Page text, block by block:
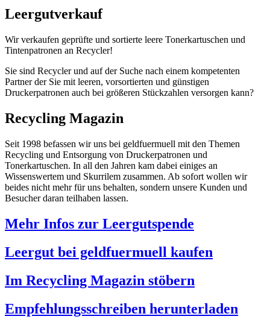
Leergutverkauf
Wir verkaufen geprüfte und sortierte leere Tonerkartuschen und
Tintenpatronen an Recycler!
Sie sind Recycler und auf der Suche nach einem kompetenten
Partner der Sie mit leeren, vorsortierten und günstigen
Druckerpatronen auch bei größeren Stückzahlen versorgen kann?
Recycling Magazin
Seit 1998 befassen wir uns bei geldfuermuell mit den Themen
Recycling und Entsorgung von Druckerpatronen und
Tonerkartuschen. In all den Jahren kam dabei einiges an
Wissenswertem und Skurrilem zusammen. Ab sofort wollen wir
beides nicht mehr für uns behalten, sondern unsere Kunden und
Besucher daran teilhaben lassen.
Mehr Infos zur Leergutspende
Leergut bei geldfuermuell kaufen
Im Recycling Magazin stöbern
Empfehlungsschreiben herunterladen